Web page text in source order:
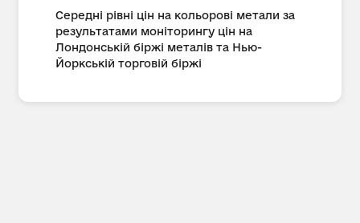
Середні рівні цін на кольорові метали за
результатами моніторингу цін на
Лондонській біржі металів та Нью-
Йоркській торговій біржі